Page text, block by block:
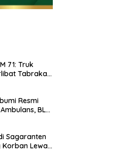
71: Truk
Tabrakan
Resmi
BLT
Sagaranten
Korban Lewat